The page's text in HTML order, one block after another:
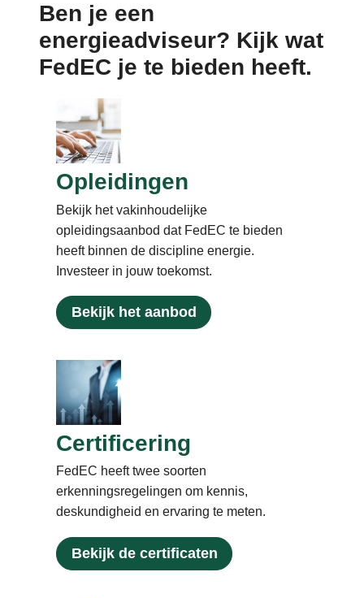
Ben je een
energieadviseur? Kijk wat
FedEC je te bieden heeft.
Opleidingen
Bekijk het vakinhoudelijke
opleidingsaanbod dat FedEC te bieden
heeft binnen de discipline energie.
Investeer in jouw toekomst.
Bekijk het aanbod
Certificering
FedEC heeft twee soorten
erkenningsregelingen om kennis,
deskundigheid en ervaring te meten.
Bekijk de certificaten